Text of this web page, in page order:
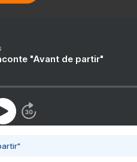
"Avant de partir"